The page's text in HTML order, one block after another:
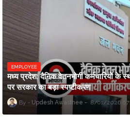
EMPLOYEE
मध्य प्रदेश: दैनिक वेतनभोगी कर्मचारियों के
पर सरकार का बड़ा स्पष्टीकरण
Updesh Awasthee 8/01/2026